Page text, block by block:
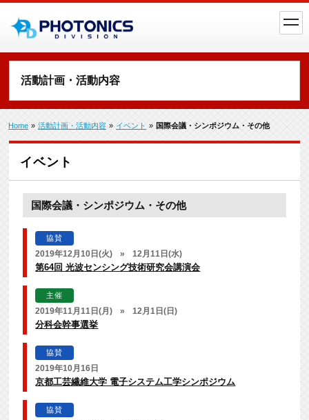
活動計画・活動内容
Home » 活動計画・活動内容 » イベント » 国際会議・シンポジウム・その他
イベント
国際会議・シンポジウム・その他
協賛
2019年12月10日(火) » 12月11日(水)
第64回 光波センシング技術研究会講演会
主催
2019年11月11日(月) » 12月1日(日)
分科会幹事選挙
協賛
2019年10月16日
京都工芸繊維大学 電子システム工学シンポジウム
協賛